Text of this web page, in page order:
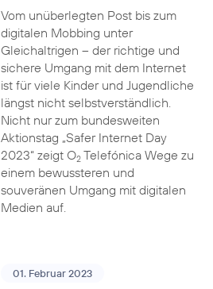
Vom unüberlegten Post bis zum
digitalen Mobbing unter
Gleichaltrigen – der richtige und
sichere Umgang mit dem Internet
ist für viele Kinder und Jugendliche
längst nicht selbstverständlich.
Nicht nur zum bundesweiten
Aktionstag „Safer Internet Day
2023“ zeigt O2Telefónica Wege zu
einem bewussteren und
souveränen Umgang mit digitalen
Medien auf.
01. Februar 2023